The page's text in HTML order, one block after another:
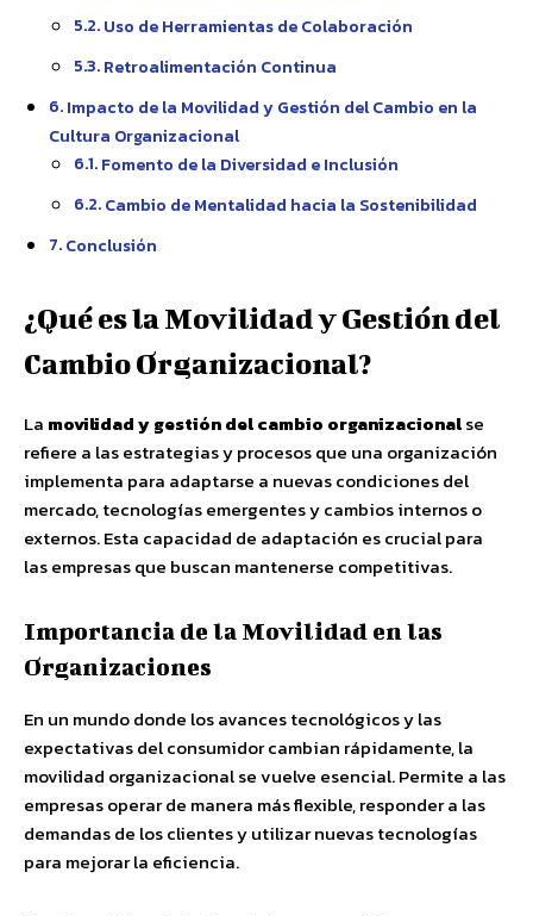
Uso de Herramientas de Colaboración
Retroalimentación Continua
Impacto de la Movilidad y Gestión del Cambio en la
Cultura Organizacional
Fomento de la Diversidad e Inclusión
Cambio de Mentalidad hacia la Sostenibilidad
Conclusión
¿Qué es la Movilidad y Gestión del
Cambio Organizacional?
La movilidad y gestión del cambio organizacionalse
refiere a las estrategias y procesos que una organización
implementa para adaptarse a nuevas condiciones del
mercado, tecnologías emergentes y cambios internos o
externos. Esta capacidad de adaptación es crucial para
las empresas que buscan mantenerse competitivas.
Importancia de la Movilidad en las
Organizaciones
En un mundo donde los avances tecnológicos y las
expectativas del consumidor cambian rápidamente, la
movilidad organizacional se vuelve esencial. Permite a las
empresas operar de manera más flexible, responder a las
demandas de los clientes y utilizar nuevas tecnologías
para mejorar la eficiencia.